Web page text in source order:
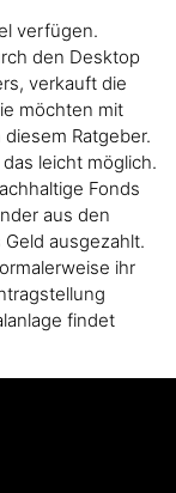
verfügen.
den Desktop
verkauft die
möchten mit
Ratgeber.
leicht möglich.
Fonds
aus den
ausgezahlt.
ihr
findet